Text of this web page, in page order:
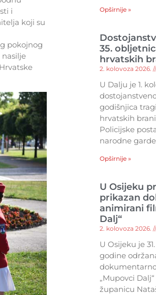
i
koji su
pokojnog
Opširnije »
35.
hrvatskih
2. kolovoza 2026.
U Dalju je 1.
godišnjica
hrvatskih
Policijske
narodne
Opširnije »
U Osijeku
prikazan
animirani
Dalj“
2. kolovoza 2026.
U Osijeku je
godine
„Mupovci
županicu